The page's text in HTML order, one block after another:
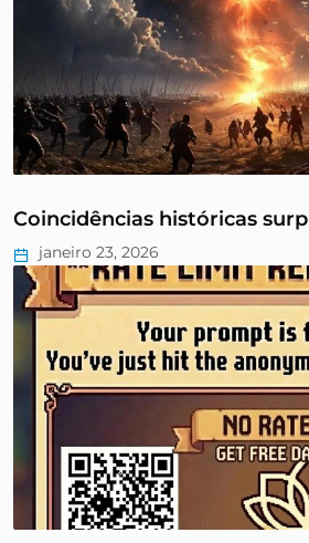
Coincidências históricas
janeiro 23, 2026